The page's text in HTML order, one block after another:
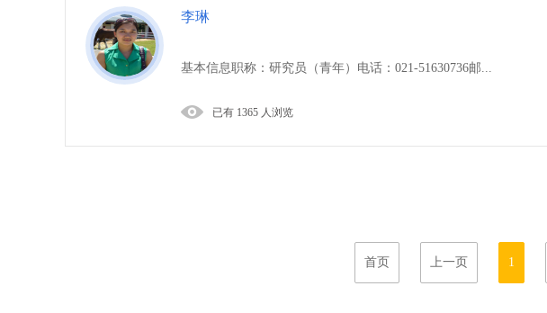
李琳
基本信息职称：研究员（青年）电话：021-51630736邮...
已有 1365 人浏览
首页 上一页 1